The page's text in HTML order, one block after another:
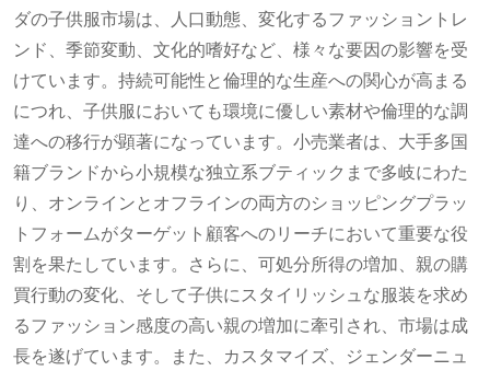
ダの子供服市場は、人口動態、変化するファッショントレ
ンド、季節変動、文化的嗜好など、様々な要因の影響を受
けています。持続可能性と倫理的な生産への関心が高まる
につれ、子供服においても環境に優しい素材や倫理的な調
達への移行が顕著になっています。小売業者は、大手多国
籍ブランドから小規模な独立系ブティックまで多岐にわた
り、オンラインとオフラインの両方のショッピングプラッ
トフォームがターゲット顧客へのリーチにおいて重要な役
割を果たしています。さらに、可処分所得の増加、親の購
買行動の変化、そして子供にスタイリッシュな服装を求め
るファッション感度の高い親の増加に牽引され、市場は成
長を遂げています。また、カスタマイズ、ジェンダーニュ